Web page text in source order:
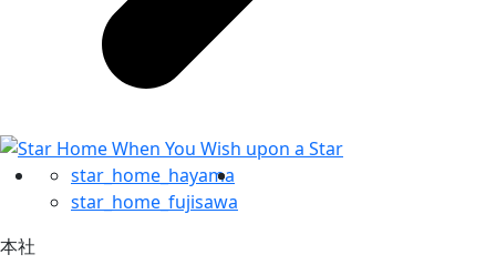
star_home_hayama
star_home_fujisawa
本社